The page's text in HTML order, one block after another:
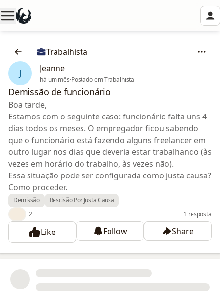
Trabalhista
J
Jeanne
há um mês·Postado em Trabalhista
Demissão de funcionário
Boa tarde,
Estamos com o seguinte caso: funcionário falta uns 4
dias todos os meses. O empregador ficou sabendo
que o funcionário está fazendo alguns freelancer em
outro lugar nos dias que deveria estar trabalhando (às
vezes em horário do trabalho, às vezes não).
Essa situação pode ser configurada como justa causa?
Como proceder.
Demissão
Rescisão Por Justa Causa
2 1 resposta
Like Follow Share